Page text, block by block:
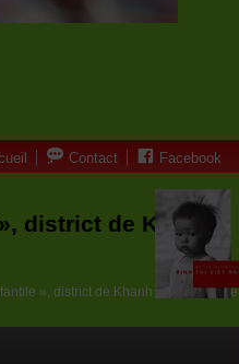
Contact Facebook
district de Khanh
», district de Khanh Son, province